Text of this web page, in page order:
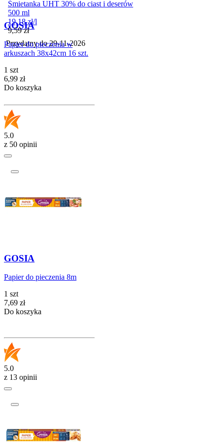
Śmietanka UHT 30% do ciast i deserów
500 ml
19,18 zł/l
Cena
9,59 zł
Przydatny do29-11-2026
GOSIA
Papier do pieczenia w
arkuszach 38x42cm 16 szt.
1 szt
Cena
6,99 zł
Do koszyka
5.0
z 50 opinii
GOSIA
Papier do pieczenia 8m
1 szt
Cena
7,69 zł
Do koszyka
5.0
z 13 opinii